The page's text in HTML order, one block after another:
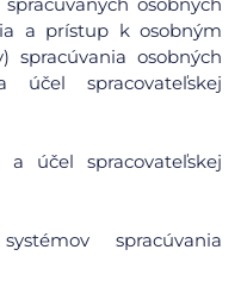
a prístup k osobným
spracúvania osobných
spracovateľskej
a účel spracovateľskej
spracúvania